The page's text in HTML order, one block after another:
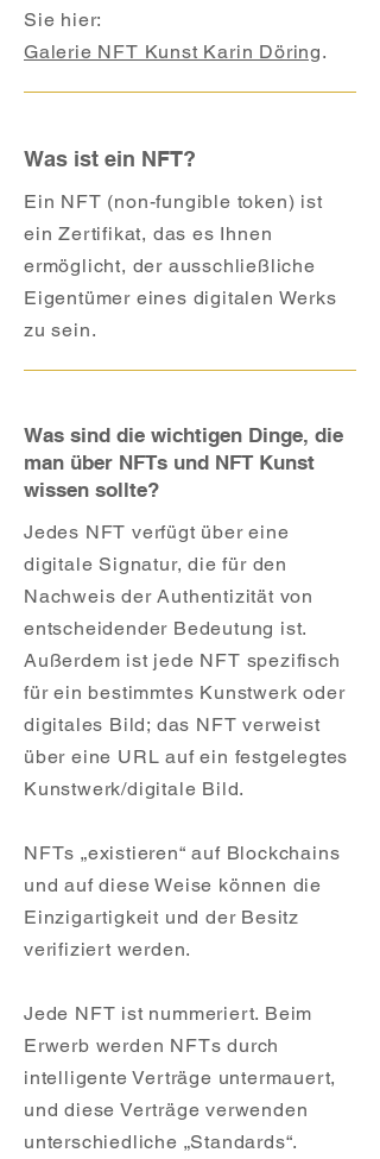
Sie hier:
Galerie NFT Kunst Karin Döring.
Was ist ein NFT?
Ein NFT (non-fungible token) ist
ein Zertifikat, das es Ihnen
ermöglicht, der ausschließliche
Eigentümer eines digitalen Werks
zu sein.
Was sind die wichtigen Dinge, die
man über NFTs und NFT Kunst
wissen sollte?
Jedes NFT verfügt über eine
digitale Signatur, die für den
Nachweis der Authentizität von
entscheidender Bedeutung ist.
Außerdem ist jede NFT spezifisch
für ein bestimmtes Kunstwerk oder
digitales Bild; das NFT verweist
über eine URL auf ein festgelegtes
Kunstwerk/digitale Bild.
NFTs „existieren“ auf Blockchains
und auf diese Weise können die
Einzigartigkeit und der Besitz
verifiziert werden.
Jede NFT ist nummeriert. Beim
Erwerb werden NFTs durch
intelligente Verträge untermauert,
und diese Verträge verwenden
unterschiedliche „Standards“.